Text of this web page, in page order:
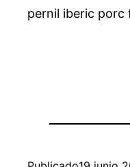
pernil iberic porc